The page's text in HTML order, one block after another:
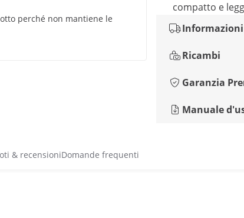
compatto e
Ricambi
Garanzia
Manuale
perché non mantiene le
& recensioniDomande frequenti